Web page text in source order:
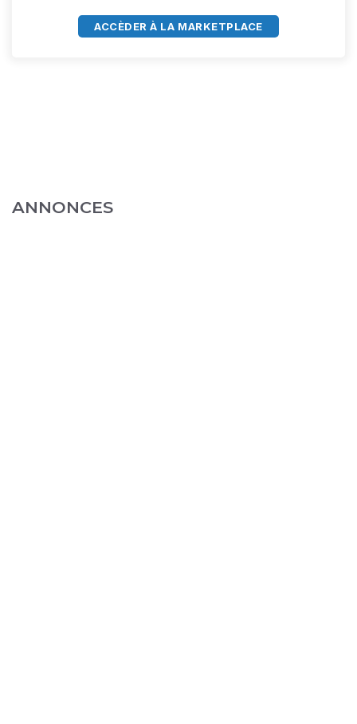
ACCÈDER À LA MARKETPLACE
ANNONCES